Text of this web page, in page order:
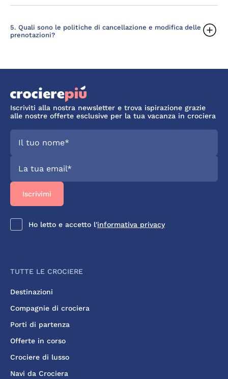
5. Quali sono le politiche di cancellazione e modifica delle
prenotazioni?
Iscriviti alla nostra newsletter e trova ispirazione grazie
alle nostre offerte esclusive per la tua vacanza in crociera
Ho letto e accetto l'informativa privacy
TUTTE LE CROCIERE
Destinazioni
Compagnie di crociera
Porti di partenza
Offerte in corso
Crociere di lusso
Navi da Crociera